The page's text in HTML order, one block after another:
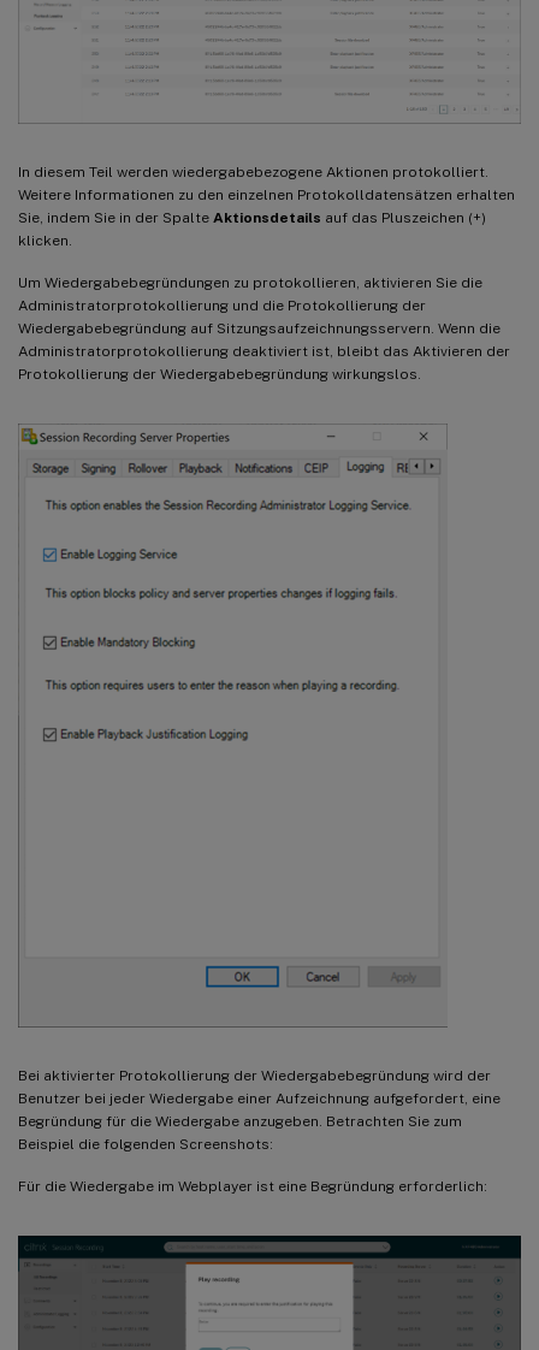
In diesem Teil werden wiedergabebezogene Aktionen protokolliert.
Weitere Informationen zu den einzelnen Protokolldatensätzen erhalten
Sie, indem Sie in der Spalte Aktionsdetails auf das Pluszeichen (+)
klicken.
Um Wiedergabebegründungen zu protokollieren, aktivieren Sie die
Administratorprotokollierung und die Protokollierung der
Wiedergabebegründung auf Sitzungsaufzeichnungsservern. Wenn die
Administratorprotokollierung deaktiviert ist, bleibt das Aktivieren der
Protokollierung der Wiedergabebegründung wirkungslos.
Bei aktivierter Protokollierung der Wiedergabebegründung wird der
Benutzer bei jeder Wiedergabe einer Aufzeichnung aufgefordert, eine
Begründung für die Wiedergabe anzugeben. Betrachten Sie zum
Beispiel die folgenden Screenshots:
Für die Wiedergabe im Webplayer ist eine Begründung erforderlich: